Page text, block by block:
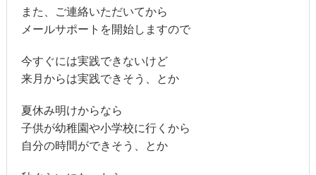
また、ご連絡いただいてから
メールサポートを開始しますので
今すぐには実践できないけど
来月からは実践できそう、とか
夏休み明けからなら
子供が幼稚園や小学校に行くから
自分の時間ができそう、とか